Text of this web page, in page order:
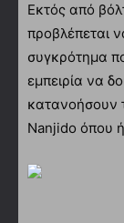
Εκτός από
προβλέπεται
συγκρότημα
εμπειρία να
κατανοήσουν
Nanjido όπου